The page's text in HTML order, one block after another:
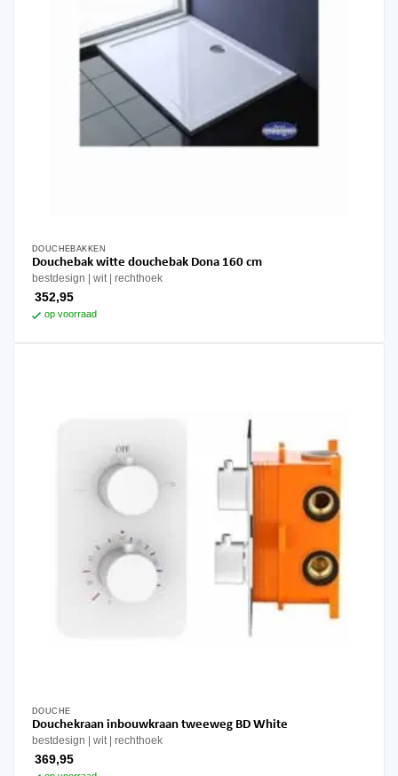
DOUCHEBAKKEN
Douchebak witte douchebak Dona 160 cm
bestdesign wit rechthoek
352,95
op voorraad
DOUCHE
Douchekraan inbouwkraan tweeweg BD White
bestdesign wit rechthoek
369,95